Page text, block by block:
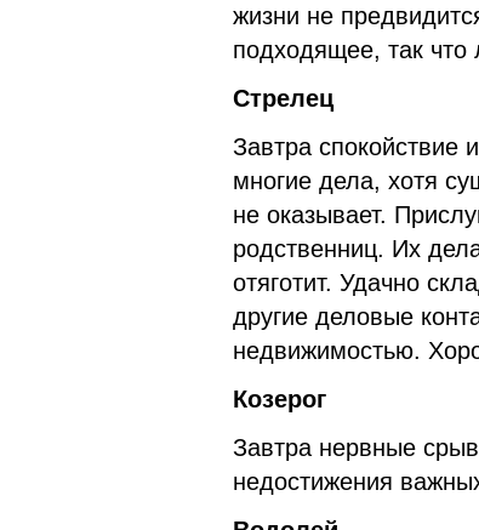
жизни не
подходящее, так что
Стрелец
Завтра спокойствие
многие дела, хотя
не оказывает.
родственниц. Их
отяготит. Удачно
другие деловые
недвижимостью.
Козерог
Завтра нервные
недостижения